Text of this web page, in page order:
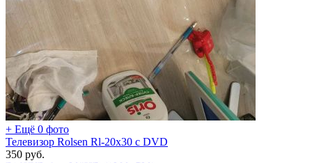
+ Ещё 0 фото
Телевизор Rolsen Rl-20x30 с DVD
350 руб.